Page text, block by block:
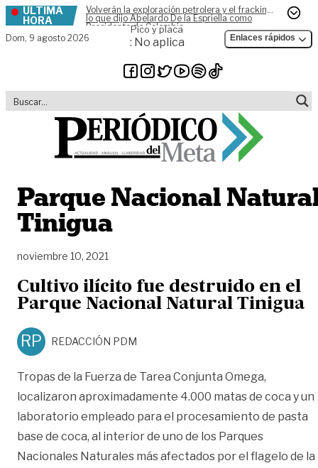
Skip to content
ÚLTIMA
HORA
Volverán la exploración petrolera y el fracking,
lo que dijo Abelardo De la Espriella como
Presidente de Colombia
Dom, 9 agosto 2026
Pico y placa
: No aplica Enlaces rápidos
Parque Nacional
Tinigua
noviembre 10, 2021
Cultivo ilícito fue destruido en el
Parque Nacional Natural Tinigua
RP REDACCIÓN PDM
Tropas de la Fuerza de Tarea Conjunta Omega,
localizaron aproximadamente 4.000 matas de coca y un
laboratorio empleado para el procesamiento de pasta
base de coca, al interior de uno de los Parques
Nacionales Naturales más afectados por el flagelo de la